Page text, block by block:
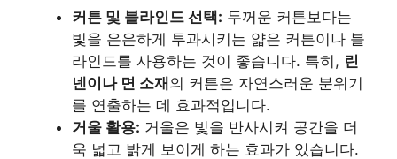
커튼 및 블라인드 선택: 두꺼운 커튼보다는
빛을 은은하게 투과시키는 얇은 커튼이나 블
라인드를 사용하는 것이 좋습니다. 특히, 린
넨이나 면 소재 의 커튼은 자연스러운 분위기
를 연출하는 데 효과적입니다.
거울 활용: 거울은 빛을 반사시켜 공간을 더
욱 넓고 밝게 보이게 하는 효과가 있습니다.